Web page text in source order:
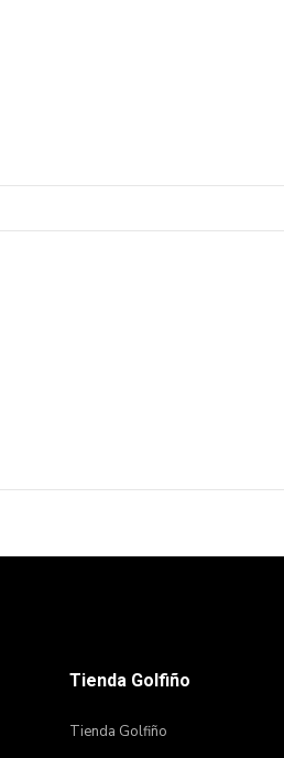
Tienda Golfiño
Tienda Golfiño